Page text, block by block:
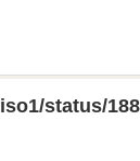
status/